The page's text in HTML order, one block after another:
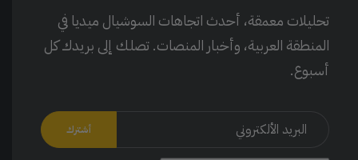
تحليلات معمقة، أحدث اتجاهات السوشيال ميديا في
المنطقة العربية، وأخبار المنصات. تصلك إلى بريدك كل
أسبوع.